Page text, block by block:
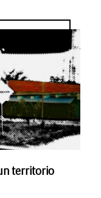
territorio